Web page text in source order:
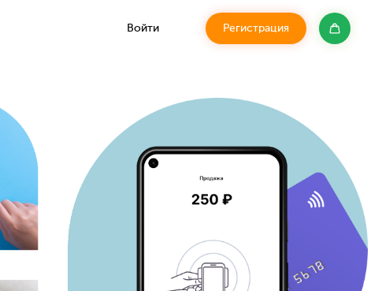
Войти Регистрация